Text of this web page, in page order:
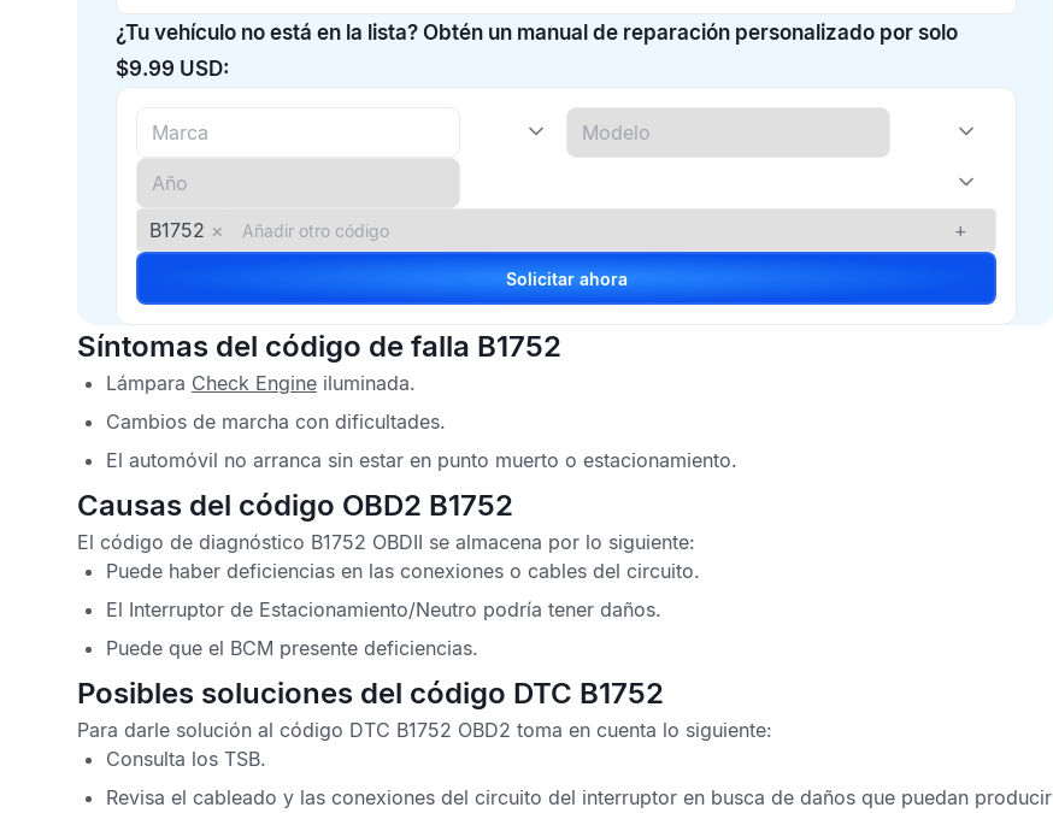
¿Tu vehículo no está en la lista? Obtén un manual de reparación personalizado por solo
$9.99 USD:
B1752 × +
Solicitar ahora
Síntomas del código de falla B1752
Lámpara Check Engine iluminada.
Cambios de marcha con dificultades.
El automóvil no arranca sin estar en punto muerto o estacionamiento.
Causas del código OBD2 B1752
El código de diagnóstico B1752 OBDII se almacena por lo siguiente:
Puede haber deficiencias en las conexiones o cables del circuito.
El Interruptor de Estacionamiento/Neutro podría tener daños.
Puede que el BCM presente deficiencias.
Posibles soluciones del código DTC B1752
Para darle solución al código DTC B1752 OBD2 toma en cuenta lo siguiente:
Consulta los TSB.
Revisa el cableado y las conexiones del circuito del interruptor en busca de daños que puedan producir